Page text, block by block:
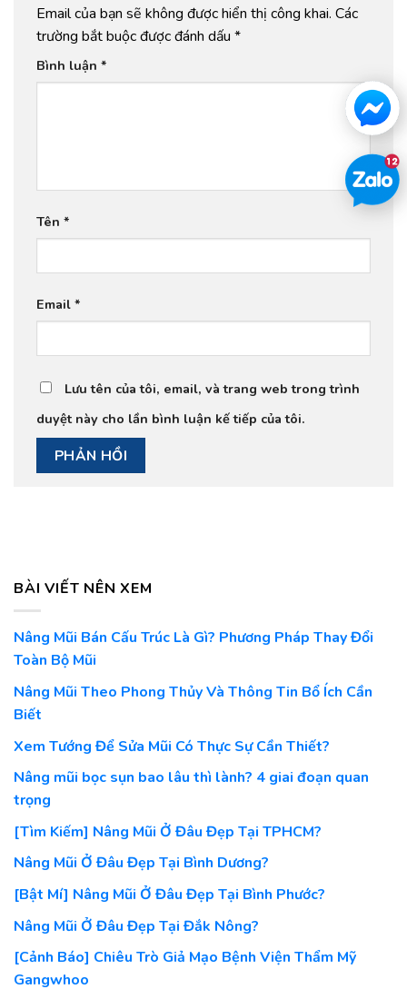
Email của bạn sẽ không được hiển thị công khai. Các
trường bắt buộc được đánh dấu *
Bình luận *
Tên *
Email *
Lưu tên của tôi, email, và trang web trong trình
duyệt này cho lần bình luận kế tiếp của tôi.
BÀI VIẾT NÊN XEM
Nâng Mũi Bán Cấu Trúc Là Gì? Phương Pháp Thay Đổi
Toàn Bộ Mũi
Nâng Mũi Theo Phong Thủy Và Thông Tin Bổ Ích Cần
Biết
Xem Tướng Để Sửa Mũi Có Thực Sự Cần Thiết?
Nâng mũi bọc sụn bao lâu thì lành? 4 giai đoạn quan
trọng
[Tìm Kiếm] Nâng Mũi Ở Đâu Đẹp Tại TPHCM?
Nâng Mũi Ở Đâu Đẹp Tại Bình Dương?
[Bật Mí] Nâng Mũi Ở Đâu Đẹp Tại Bình Phước?
Nâng Mũi Ở Đâu Đẹp Tại Đắk Nông?
[Cảnh Báo] Chiêu Trò Giả Mạo Bệnh Viện Thẩm Mỹ
Gangwhoo